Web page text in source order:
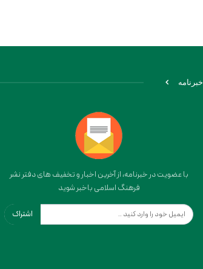
خبرنامه
با عضویت در خبرنامه، از آخرین اخبار و تخفیف های دفتر نشر
فرهنگ اسلامی باخبر شوید
اشتراک